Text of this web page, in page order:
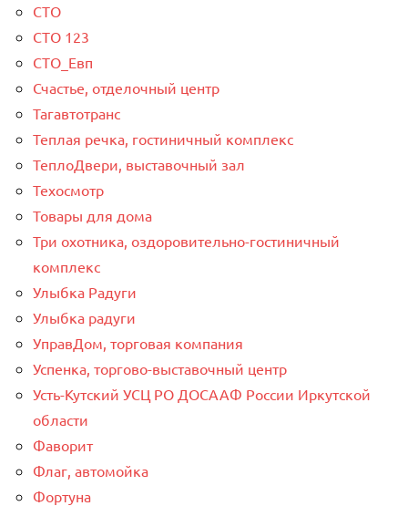
СТО
СТО 123
СТО_Евп
Счастье, отделочный центр
Тагавтотранс
Теплая речка, гостиничный комплекс
ТеплоДвери, выставочный зал
Техосмотр
Товары для дома
Три охотника, оздоровительно-гостиничный
комплекс
Улыбка Радуги
Улыбка радуги
УправДом, торговая компания
Успенка, торгово-выставочный центр
Усть-Кутский УСЦ РО ДОСААФ России Иркутской
области
Фаворит
Флаг, автомойка
Фортуна